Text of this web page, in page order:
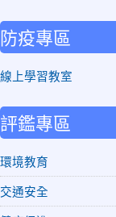
防疫專區
線上學習教室
評鑑專區
環境教育
交通安全